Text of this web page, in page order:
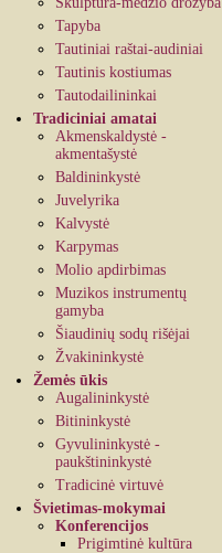
Tapyba
Tautiniai raštai-audiniai
Tautinis kostiumas
Tautodailininkai
Tradiciniai amatai
Akmenskaldystė -
akmentašystė
Baldininkystė
Juvelyrika
Kalvystė
Karpymas
Molio apdirbimas
Muzikos instrumentų
gamyba
Šiaudinių sodų rišėjai
Žvakininkystė
Žemės ūkis
Augalininkystė
Bitininkystė
Gyvulininkystė -
paukštininkystė
Tradicinė virtuvė
Švietimas-mokymai
Konferencijos
Prigimtinė kultūra